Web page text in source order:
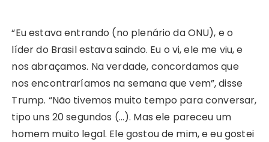
“Eu estava entrando (no plenário da ONU), e o
líder do Brasil estava saindo. Eu o vi, ele me viu, e
nos abraçamos. Na verdade, concordamos que
nos encontraríamos na semana que vem”, disse
Trump. “Não tivemos muito tempo para conversar,
tipo uns 20 segundos (…). Mas ele pareceu um
homem muito legal. Ele gostou de mim, e eu gostei